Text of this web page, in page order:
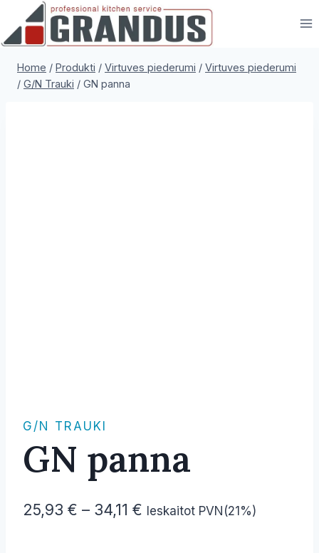
content
Home / Produkti / Virtuves piederumi / Virtuves piederumi
/ G/N Trauki / GN panna
G/N TRAUKI
GN panna
25,93 € – 34,11 € Price
Ieskaitot PVN(21%)